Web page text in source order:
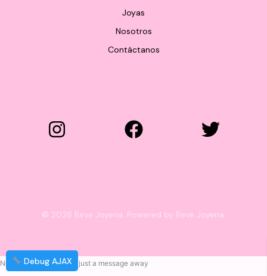
Joyas
Nosotros
Contáctanos
© 2026 Reve Joyeria. Powered by Reve Joyeria.
Need help? Our team is just a message away
Debug AJAX